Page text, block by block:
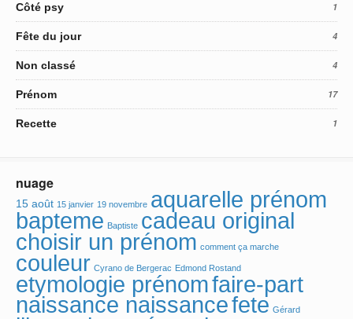
Côté psy 1
Fête du jour 4
Non classé 4
Prénom 17
Recette 1
nuage
15 août 15 janvier 19 novembre aquarelle prénom
bapteme Baptiste cadeau original
choisir un prénom comment ça marche
couleur Cyrano de Bergerac Edmond Rostand
etymologie prénomfaire-part
naissance naissancefete Gérard